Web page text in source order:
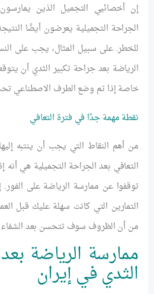
إن أخصائيي التجميل الذين
الجراحة التجميلية يعرضون أيضًا النتيجة
للخطر. على سبيل المثال، يجب على
الرياضة بعد جراحة تكبير الثدي أن
خاصة إذا تم وضع الطرف الاصطناعي تحت
نقطة مهمة جدًا في فترة التعافي
من أهم النقاط التي يجب أن ينتبه
التعافي بعد الجراحة التجميلية هي أنه
توقفوا عن ممارسة الرياضة على الفور.
التمارين التي كانت سهلة عليك قبل
من أن الظروف سوف تتحسن بعد الشفاء
ممارسة الرياضة
الثدي في إيران